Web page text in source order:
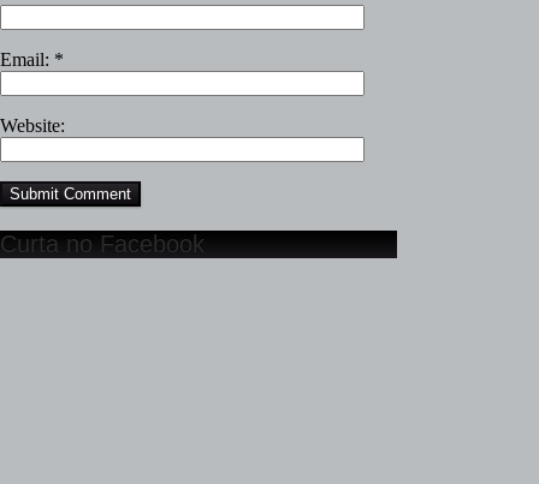
Email: *
Website:
Curta no Facebook